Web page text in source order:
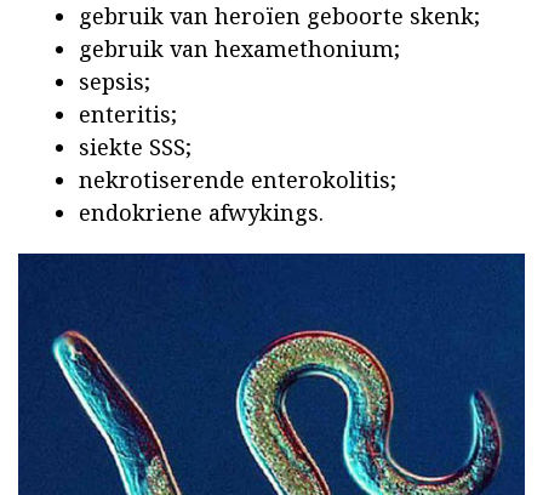
gebruik van heroïen geboorte skenk;
gebruik van hexamethonium;
sepsis;
enteritis;
siekte SSS;
nekrotiserende enterokolitis;
endokriene afwykings.